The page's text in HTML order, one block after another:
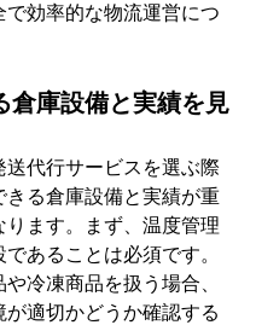
で効率的な物流運営につ
倉庫設備と実績を見
送代行サービスを選ぶ際
きる倉庫設備と実績が重
ります。まず、温度管理
あることは必須です。
冷凍商品を扱う場合、
が適切かどうか確認する